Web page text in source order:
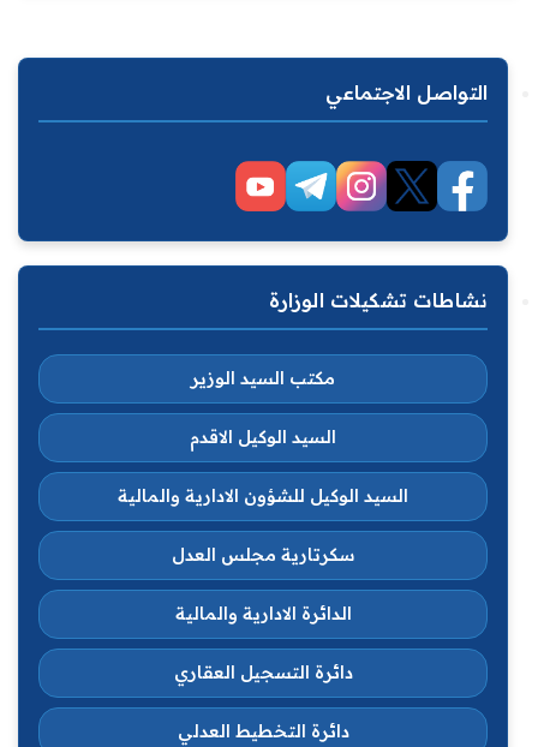
التواصل الاجتماعي
نشاطات تشكيلات الوزارة
مكتب السيد الوزير
السيد الوكيل الاقدم
السيد الوكيل للشؤون الادارية والمالية
سكرتارية مجلس العدل
الدائرة الادارية والمالية
دائرة التسجيل العقاري
دائرة التخطيط العدلي